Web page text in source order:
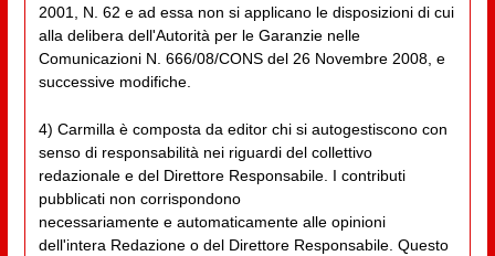
2001, N. 62 e ad essa non si applicano le disposizioni di cui
alla delibera dell'Autorità per le Garanzie nelle
Comunicazioni N. 666/08/CONS del 26 Novembre 2008, e
successive modifiche.
4) Carmilla è composta da editor chi si autogestiscono con
senso di responsabilità nei riguardi del collettivo
redazionale e del Direttore Responsabile. I contributi
pubblicati non corrispondono
necessariamente e automaticamente alle opinioni
dell'intera Redazione o del Direttore Responsabile. Questo